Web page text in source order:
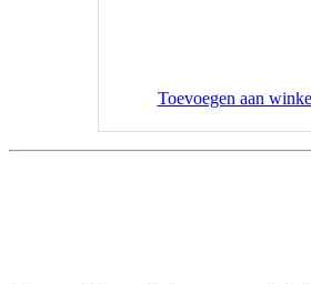
Toevoegen aan